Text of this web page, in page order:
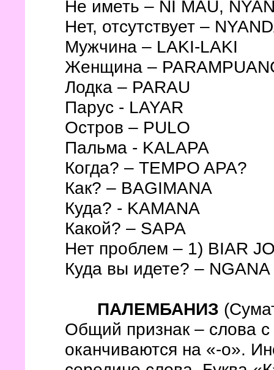
Не иметь – NI MAU,
Нет, отсутствует –
Мужчина – LAKI-LAKI
Женщина –
Лодка – PARAU
Парус - LAYAR
Остров – PULO
Пальма - KALAPA
Когда? – TEMPO APA?
Как? – BAGIMANA
Куда? - KAMANA
Какой? – SAPA
Нет проблем – 1) BIAR
Куда вы идете? –
ПАЛЕМБАНИЗ
Общий признак – слова
оканчиваются на «-о».